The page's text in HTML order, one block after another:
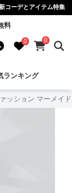
コーデとアイテム特集
料
0 0
ランキング
ッション マーメイ